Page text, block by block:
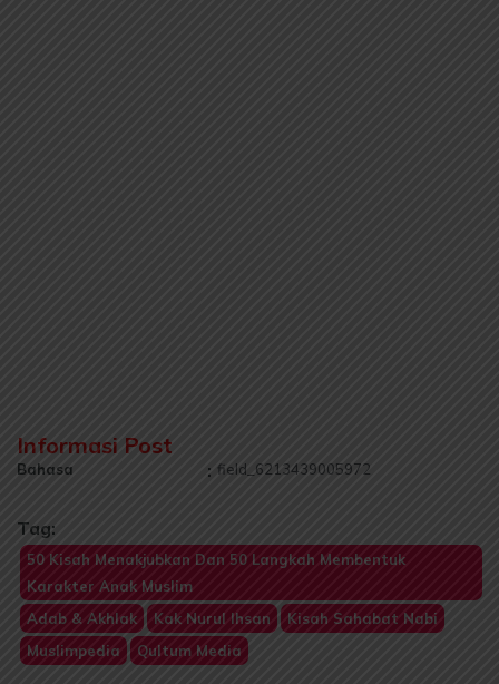
Informasi Post
Bahasa : field_6213439005972
Tag:
50 Kisah Menakjubkan Dan 50 Langkah Membentuk
Karakter Anak Muslim
Adab & Akhlak
Kak Nurul Ihsan
Kisah Sahabat Nabi
Muslimpedia
Qultum Media